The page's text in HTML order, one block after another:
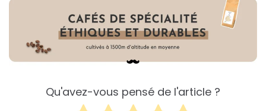
Qu'avez-vous pensé de l'article ?